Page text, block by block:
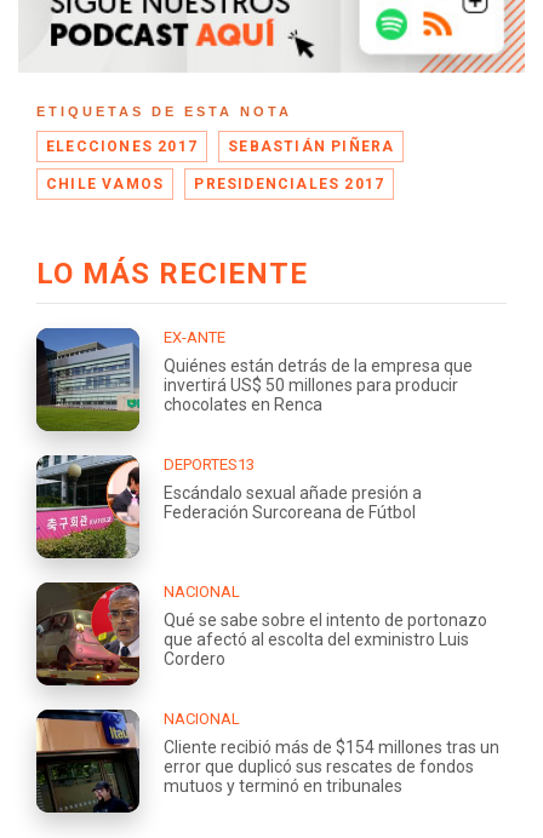
ETIQUETAS DE ESTA NOTA
ELECCIONES 2017 SEBASTIÁN PIÑERA
CHILE VAMOS PRESIDENCIALES 2017
LO MÁS RECIENTE
EX-ANTE
Quiénes están detrás de la empresa que
invertirá US$ 50 millones para producir
chocolates en Renca
DEPORTES13
Escándalo sexual añade presión a
Federación Surcoreana de Fútbol
NACIONAL
Qué se sabe sobre el intento de portonazo
que afectó al escolta del exministro Luis
Cordero
NACIONAL
Cliente recibió más de $154 millones tras un
error que duplicó sus rescates de fondos
mutuos y terminó en tribunales